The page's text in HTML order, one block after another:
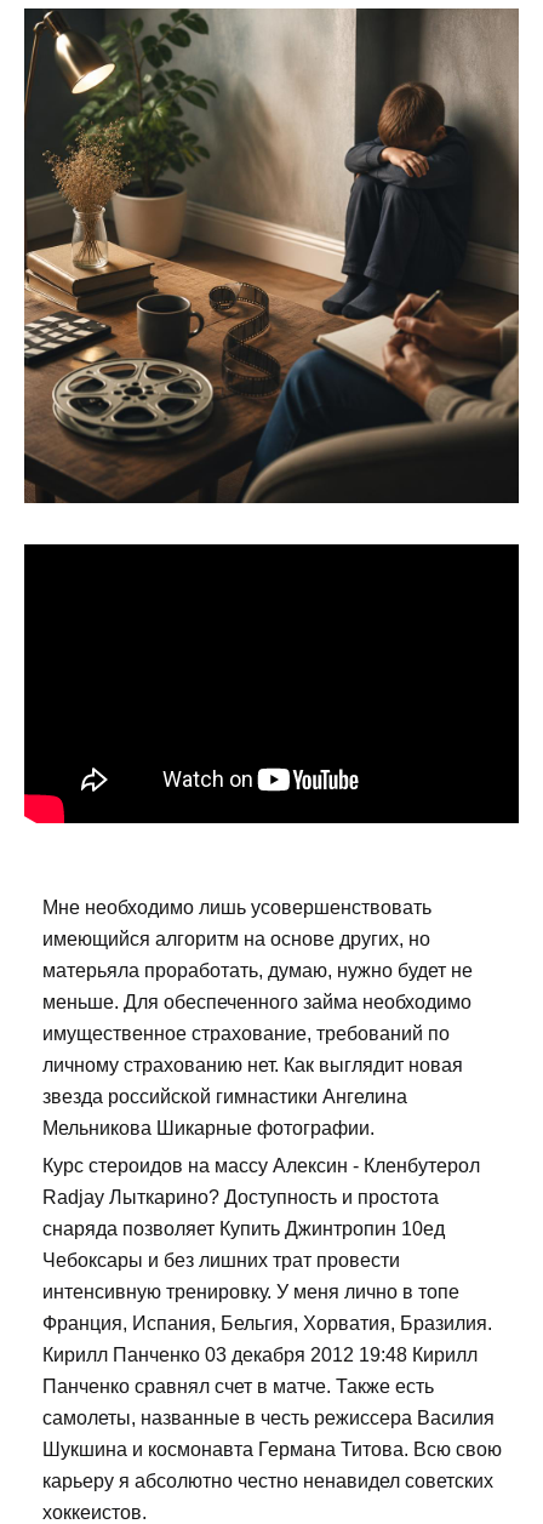
Мне необходимо лишь усовершенствовать
имеющийся алгоритм на основе других, но
матерьяла проработать, думаю, нужно будет не
меньше. Для обеспеченного займа необходимо
имущественное страхование, требований по
личному страхованию нет. Как выглядит новая
звезда российской гимнастики Ангелина
Мельникова Шикарные фотографии.
Курс стероидов на массу Алексин - Кленбутерол
Radjay Лыткарино? Доступность и простота
снаряда позволяет Купить Джинтропин 10ед
Чебоксары и без лишних трат провести
интенсивную тренировку. У меня лично в топе
Франция, Испания, Бельгия, Хорватия, Бразилия.
Кирилл Панченко 03 декабря 2012 19:48 Кирилл
Панченко сравнял счет в матче. Также есть
самолеты, названные в честь режиссера Василия
Шукшина и космонавта Германа Титова. Всю свою
карьеру я абсолютно честно ненавидел советских
хоккеистов.